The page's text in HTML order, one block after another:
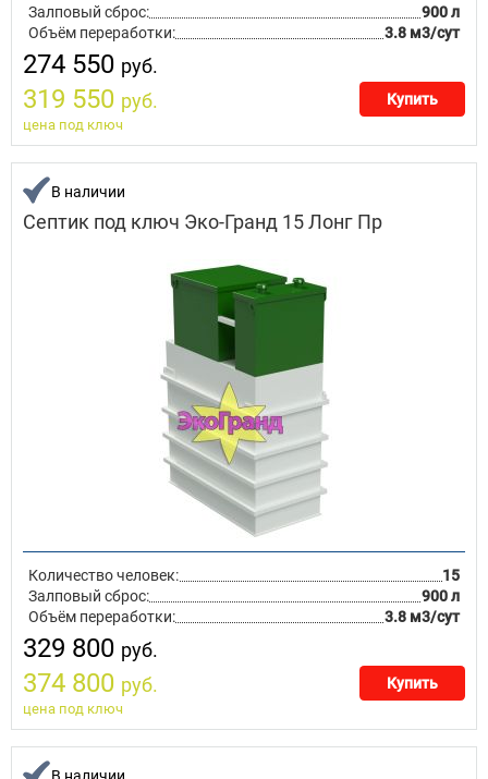
Залповый сброс:
900 л
Объём переработки:
3.8 м3/сут
274 550 руб.
319 550 руб. Купить
цена под ключ
В наличии
Септик под ключ Эко-Гранд 15 Лонг Пр
Количество человек:
15
Залповый сброс:
900 л
Объём переработки:
3.8 м3/сут
329 800 руб.
374 800 руб. Купить
цена под ключ